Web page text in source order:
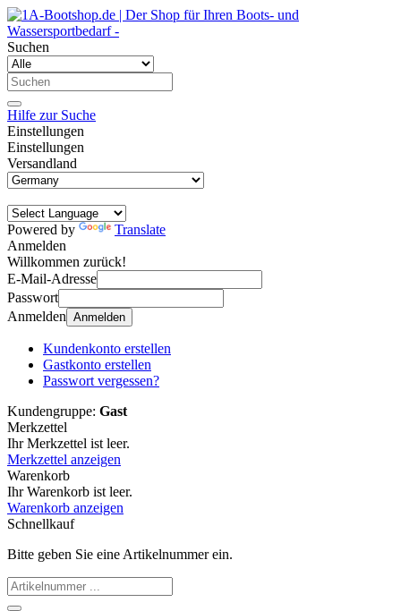
Suchen
Hilfe zur Suche
Einstellungen
Einstellungen
Versandland
Powered by
Translate
Anmelden
Willkommen zurück!
E-Mail-Adresse
Passwort
Anmelden Anmelden
Kundenkonto erstellen
Gastkonto erstellen
Passwort vergessen?
Kundengruppe: Gast
Merkzettel
Ihr Merkzettel ist leer.
Merkzettel anzeigen
Warenkorb
Ihr Warenkorb ist leer.
Warenkorb anzeigen
Schnellkauf
Bitte geben Sie eine Artikelnummer ein.